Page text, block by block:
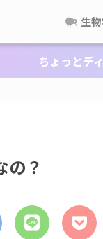
生
ちょっとデ
の？